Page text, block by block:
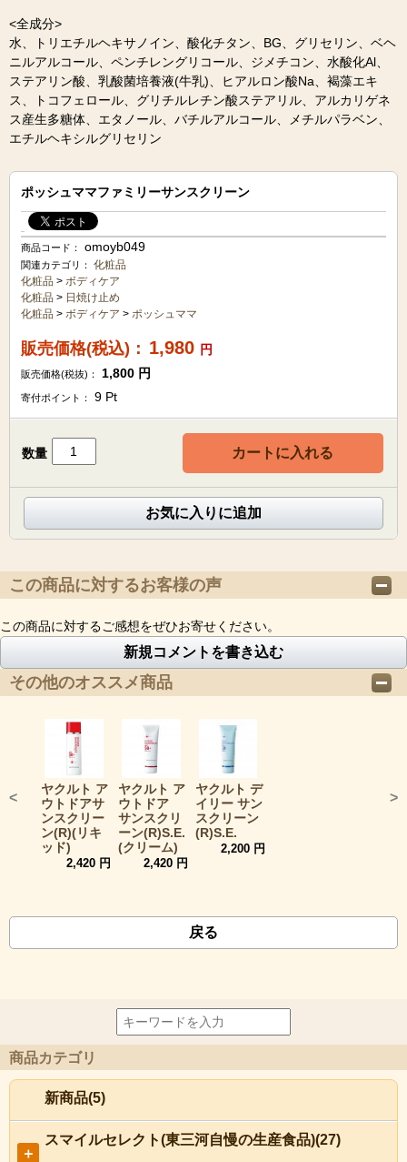
<全成分>
水、トリエチルヘキサノイン、酸化チタン、BG、グリセリン、ベヘ
ニルアルコール、ペンチレングリコール、ジメチコン、水酸化Al、
ステアリン酸、乳酸菌培養液(牛乳)、ヒアルロン酸Na、褐藻エキ
ス、トコフェロール、グリチルレチン酸ステアリル、アルカリゲネ
ス産生多糖体、エタノール、バチルアルコール、メチルパラベン、
エチルヘキシルグリセリン
ポッシュママファミリーサンスクリーン
商品コード： omoyb049
関連カテゴリ：
化粧品
化粧品 > ボディケア
化粧品 > 日焼け止め
化粧品 > ボディケア > ポッシュママ
販売価格(税込)： 1,980 円
販売価格(税抜)： 1,800 円
寄付ポイント： 9 Pt
数量 カートに入れる
お気に入りに追加
この商品に対するお客様の声
この商品に対するご感想をぜひお寄せください。
新規コメントを書き込む
その他のオススメ商品
ヤクルト ア
ウトドアサ
ンスクリー
ン(R)(リキ
ッド)
2,420 円
ヤクルト ア
ウトドア
サンスクリ
ーン(R)S.E.
(クリーム)
2,420 円
ヤクルト デ
イリー サン
スクリーン
(R)S.E.
2,200 円
< >
戻る
商品カテゴリ
新商品(5)
＋
スマイルセレクト(東三河自慢の生産食品)(27)